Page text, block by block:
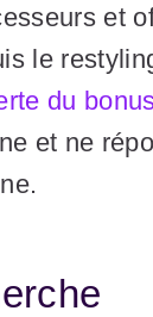
et
le
du
et ne